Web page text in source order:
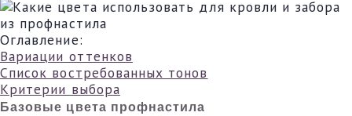
Оглавление:
Вариации оттенков
Список востребованных тонов
Критерии выбора
Базовые цвета профнастила